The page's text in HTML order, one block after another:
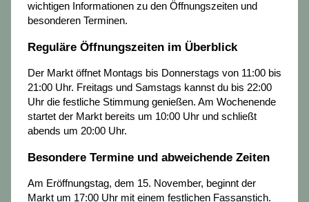
wichtigen Informationen zu den Öffnungszeiten und
besonderen Terminen.
Reguläre Öffnungszeiten im Überblick
Der Markt öffnet Montags bis Donnerstags von 11:00 bis
21:00 Uhr. Freitags und Samstags kannst du bis 22:00
Uhr die festliche Stimmung genießen. Am Wochenende
startet der Markt bereits um 10:00 Uhr und schließt
abends um 20:00 Uhr.
Besondere Termine und abweichende Zeiten
Am Eröffnungstag, dem 15. November, beginnt der
Markt um 17:00 Uhr mit einem festlichen Fassanstich.